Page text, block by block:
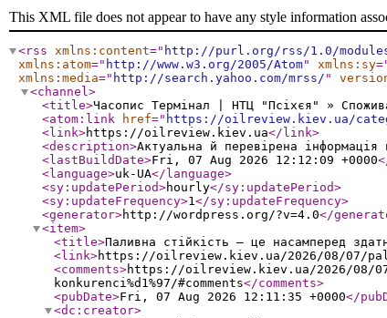
This XML file does not appear to have any style information
<rss xmlns:content=" http://purl.org/rss/1.0/
xmlns:atom=" http://www.w3.org/2005/Atom" xmlns:sy
xmlns:media=" http://search.yahoo.com/mrss/ "
<channel>
<title>Часопис Термінал | НТЦ "Псіхєя" »
<atom:link
href=" https://oilreview.kiev.ua/
<link>https://oilreview.kiev.ua</link>
<description>Актуальна й перевірена
<lastBuildDate>Fri, 07 Aug 2026 12:12:09 +0000
<language>uk-UA</language>
<sy:updatePeriod>hourly</sy:updatePeriod>
<sy:updateFrequency>1</sy:updateFrequency>
<generator>http://wordpress.org/?v=4.0</
<item>
<title>Паливна стійкість — це насамперед
<link>https://oilreview.kiev.ua/2026/08/07/
<comments>https://oilreview.kiev.ua/2026/08/
konkurenci%d1%97/#comments</comments>
<pubDate>Fri, 07 Aug 2026 12:11:35 +0000</
<dc:creator>